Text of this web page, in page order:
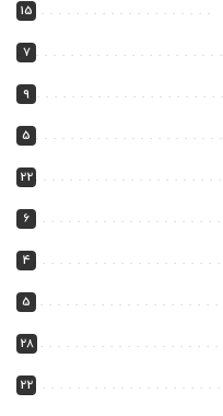
15
7
9
5
22
6
4
5
28
22